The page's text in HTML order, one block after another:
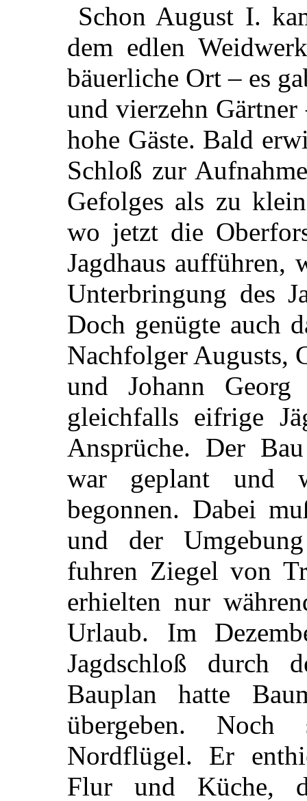
Schon August I.
dem edlen
bäuerliche Ort – es
und vierzehn Gärtner
hohe Gäste. Bald
Schloß zur
Gefolges als zu
wo jetzt die
Jagdhaus aufführen,
Unterbringung des
Doch genügte auch
Nachfolger Augusts,
und Johann
gleichfalls eifrige
Ansprüche. Der
war geplant und
begonnen. Dabei
und der
fuhren Ziegel von
erhielten nur
Urlaub. Im
Jagdschloß durch
Bauplan hatte
übergeben.
Nordflügel. Er
Flur und Küche,